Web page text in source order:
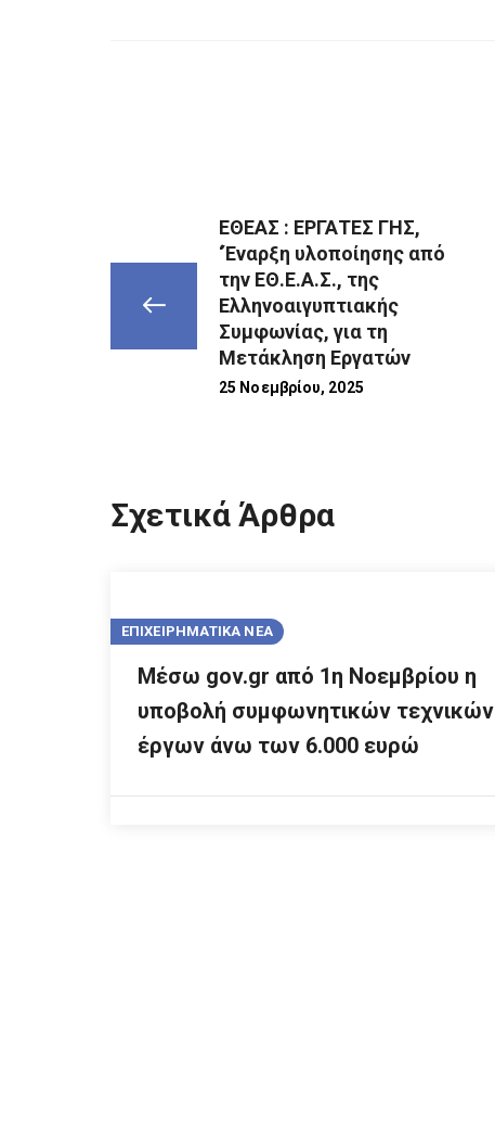
ΕΘΕΑΣ : ΕΡΓΑΤΕΣ ΓΗΣ,
‘Έναρξη υλοποίησης από
την ΕΘ.Ε.Α.Σ., της
Ελληνοαιγυπτιακής
Συμφωνίας, για τη
Μετάκληση Εργατών
25 Νοεμβρίου, 2025
Σχετικά Άρθρα
ΕΠΙΧΕΙΡΗΜΑΤΙΚΑ ΝΕΑ
Μέσω gov.gr από 1η Νοεμβρίου η
υποβολή συμφωνητικών τεχνικών
έργων άνω των 6.000 ευρώ